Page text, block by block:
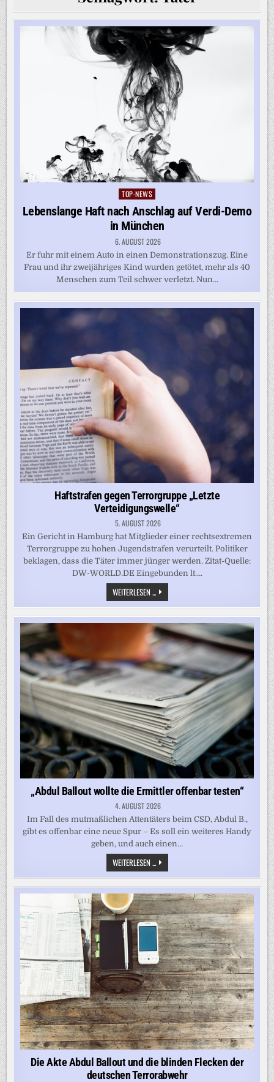
Posted
in
TOP-NEWS
Lebenslange Haft nach Anschlag auf Verdi-Demo
in München
6. AUGUST 2026
Er fuhr mit einem Auto in einen Demonstrationszug. Eine
Frau und ihr zweijähriges Kind wurden getötet, mehr als 40
Menschen zum Teil schwer verletzt. Nun…
Haftstrafen gegen Terrorgruppe „Letzte
Verteidigungswelle“
5. AUGUST 2026
Ein Gericht in Hamburg hat Mitglieder einer rechtsextremen
Terrorgruppe zu hohen Jugendstrafen verurteilt. Politiker
beklagen, dass die Täter immer jünger werden. Zitat-Quelle:
DW-WORLD.DE Eingebunden lt….
WEITERLESEN ... HAFTSTRAFEN
GEGEN
TERRORGRUPPE
„LETZTE
VERTEIDIGUNGSWELLE“
„Abdul Ballout wollte die Ermittler offenbar testen“
4. AUGUST 2026
Im Fall des mutmaßlichen Attentäters beim CSD, Abdul B.,
gibt es offenbar eine neue Spur – Es soll ein weiteres Handy
geben, und auch einen…
WEITERLESEN ...„ABDUL
BALLOUT
WOLLTE
DIE
ERMITTLER
OFFENBAR
TESTEN“
Die Akte Abdul Ballout und die blinden Flecken der
deutschen Terrorabwehr